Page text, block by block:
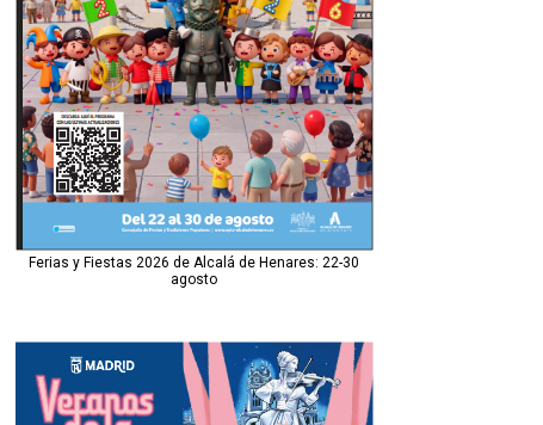
Ferias y Fiestas 2026 de Alcalá de Henares: 22-30
agosto